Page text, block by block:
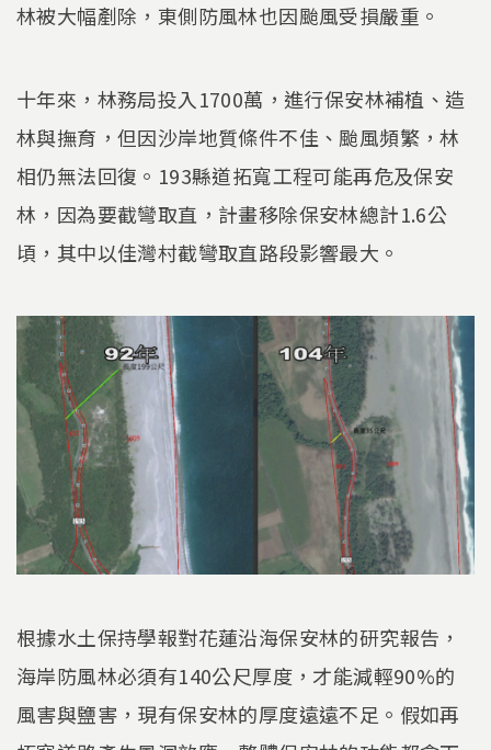
林被大幅剷除，東側防風林也因颱風受損嚴重。
十年來，林務局投入1700萬，進行保安林補植、造
林與撫育，但因沙岸地質條件不佳、颱風頻繁，林
相仍無法回復。193縣道拓寬工程可能再危及保安
林，因為要截彎取直，計畫移除保安林總計1.6公
頃，其中以佳灣村截彎取直路段影響最大。
根據水土保持學報對花蓮沿海保安林的研究報告，
海岸防風林必須有140公尺厚度，才能減輕90%的
風害與鹽害，現有保安林的厚度遠遠不足。假如再